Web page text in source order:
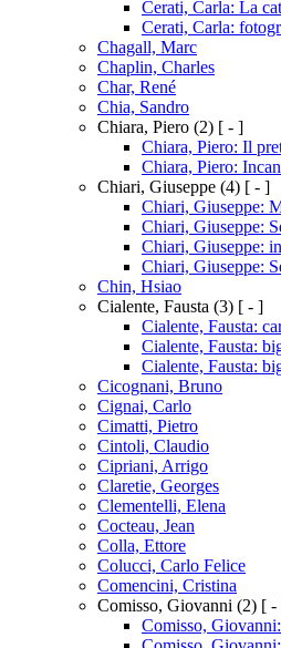
Cerati, Carla: La
Cerati, Carla:
Chagall, Marc
Chaplin, Charles
Char, René
Chia, Sandro
Chiara, Piero (2) [ - ]
Chiara, Piero: Il
Chiara, Piero:
Chiari, Giuseppe (4) [ - ]
Chiari, Giuseppe:
Chiari, Giuseppe:
Chiari, Giuseppe:
Chiari, Giuseppe:
Chin, Hsiao
Cialente, Fausta (3) [ - ]
Cialente, Fausta:
Cialente, Fausta:
Cialente, Fausta:
Cicognani, Bruno
Cignai, Carlo
Cimatti, Pietro
Cintoli, Claudio
Cipriani, Arrigo
Claretie, Georges
Clementelli, Elena
Cocteau, Jean
Colla, Ettore
Colucci, Carlo Felice
Comencini, Cristina
Comisso, Giovanni (2) [ -
Comisso,